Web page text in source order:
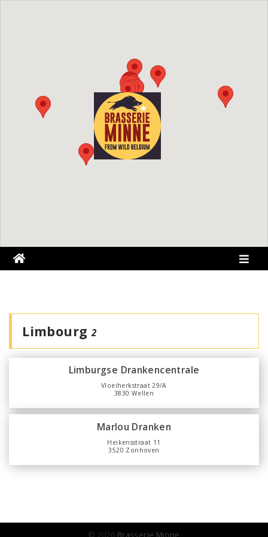
Limbourg2
Limburgse Drankencentrale
Vloeiherkstraat 29/A
3830 Wellen
Marlou Dranken
Heikensstraat 11
3520 Zonhoven
© 2026 Brasserie Minne